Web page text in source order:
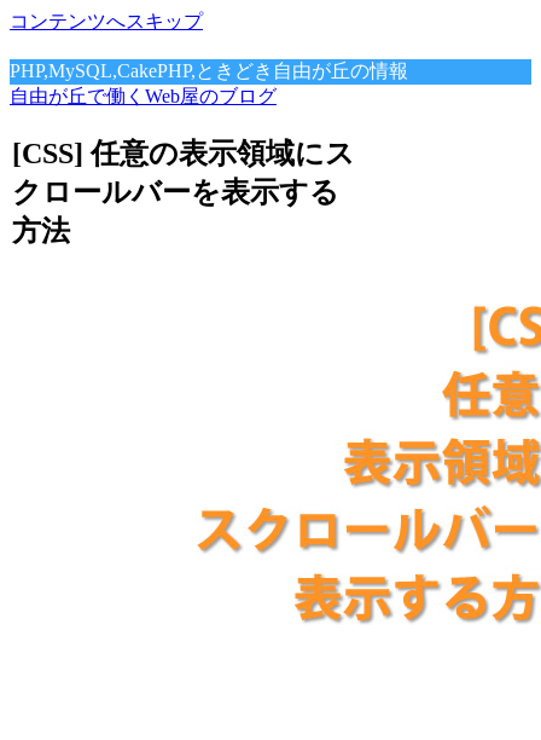
コンテンツへスキップ
PHP,MySQL,CakePHP,ときどき自由が丘の情報
自由が丘で働くWeb屋のブログ
[CSS] 任意の表示領域にス
クロールバーを表示する
方法